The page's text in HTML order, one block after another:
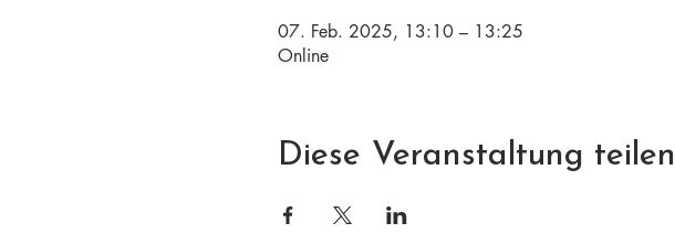
07. Feb. 2025, 13:10 – 13:25
Online
Diese Veranstaltung teilen